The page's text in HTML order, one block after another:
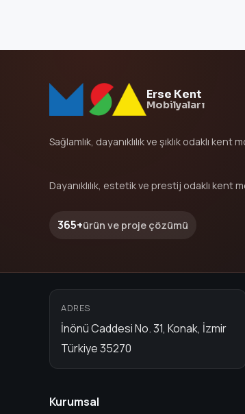
Erse Kent
Mobilyaları
Sağlamlık, dayanıklılık ve şıklık odaklı kent
Dayanıklılık, estetik ve prestij odaklı kent
365+ürün ve proje çözümü
ADRES
İnönü Caddesi No. 31, Konak, İzmir
Türkiye 35270
Kurumsal